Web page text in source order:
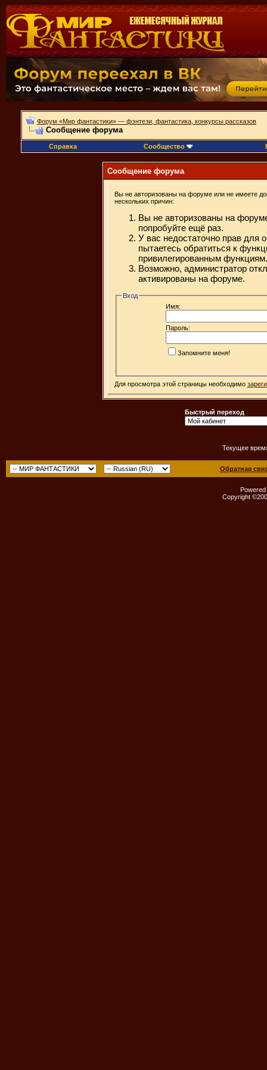
Форум «Мир фантастики» — фэнтези, фантастика, конкурсы рассказов
Сообщение форума
Справка Сообщество
Сообщение форума
Вы не авторизованы на форуме или не имеете
нескольких причин:
Вы не авторизованы на
попробуйте ещё раз.
У вас недостаточно прав для
пытаетесь обратиться к
привилегированным функциям.
Возможно, администратор
активированы на форуме.
Вход
Имя:
Пароль:
Запомните меня!
Для просмотра этой страницы необходимо
Быстрый переход
Текущее
Обратная
Copyright